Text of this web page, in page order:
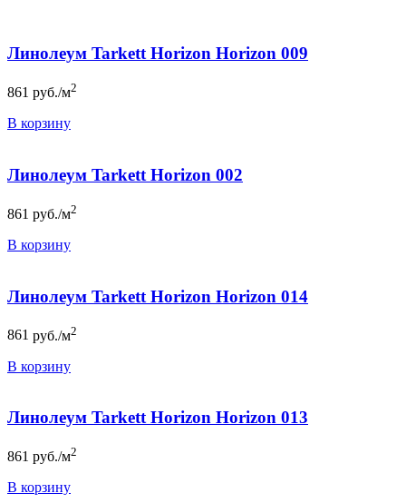
Линолеум Tarkett Horizon Horizon 009
861 руб./м2
В корзину
Линолеум Tarkett Horizon 002
861 руб./м2
В корзину
Линолеум Tarkett Horizon Horizon 014
861 руб./м2
В корзину
Линолеум Tarkett Horizon Horizon 013
861 руб./м2
В корзину